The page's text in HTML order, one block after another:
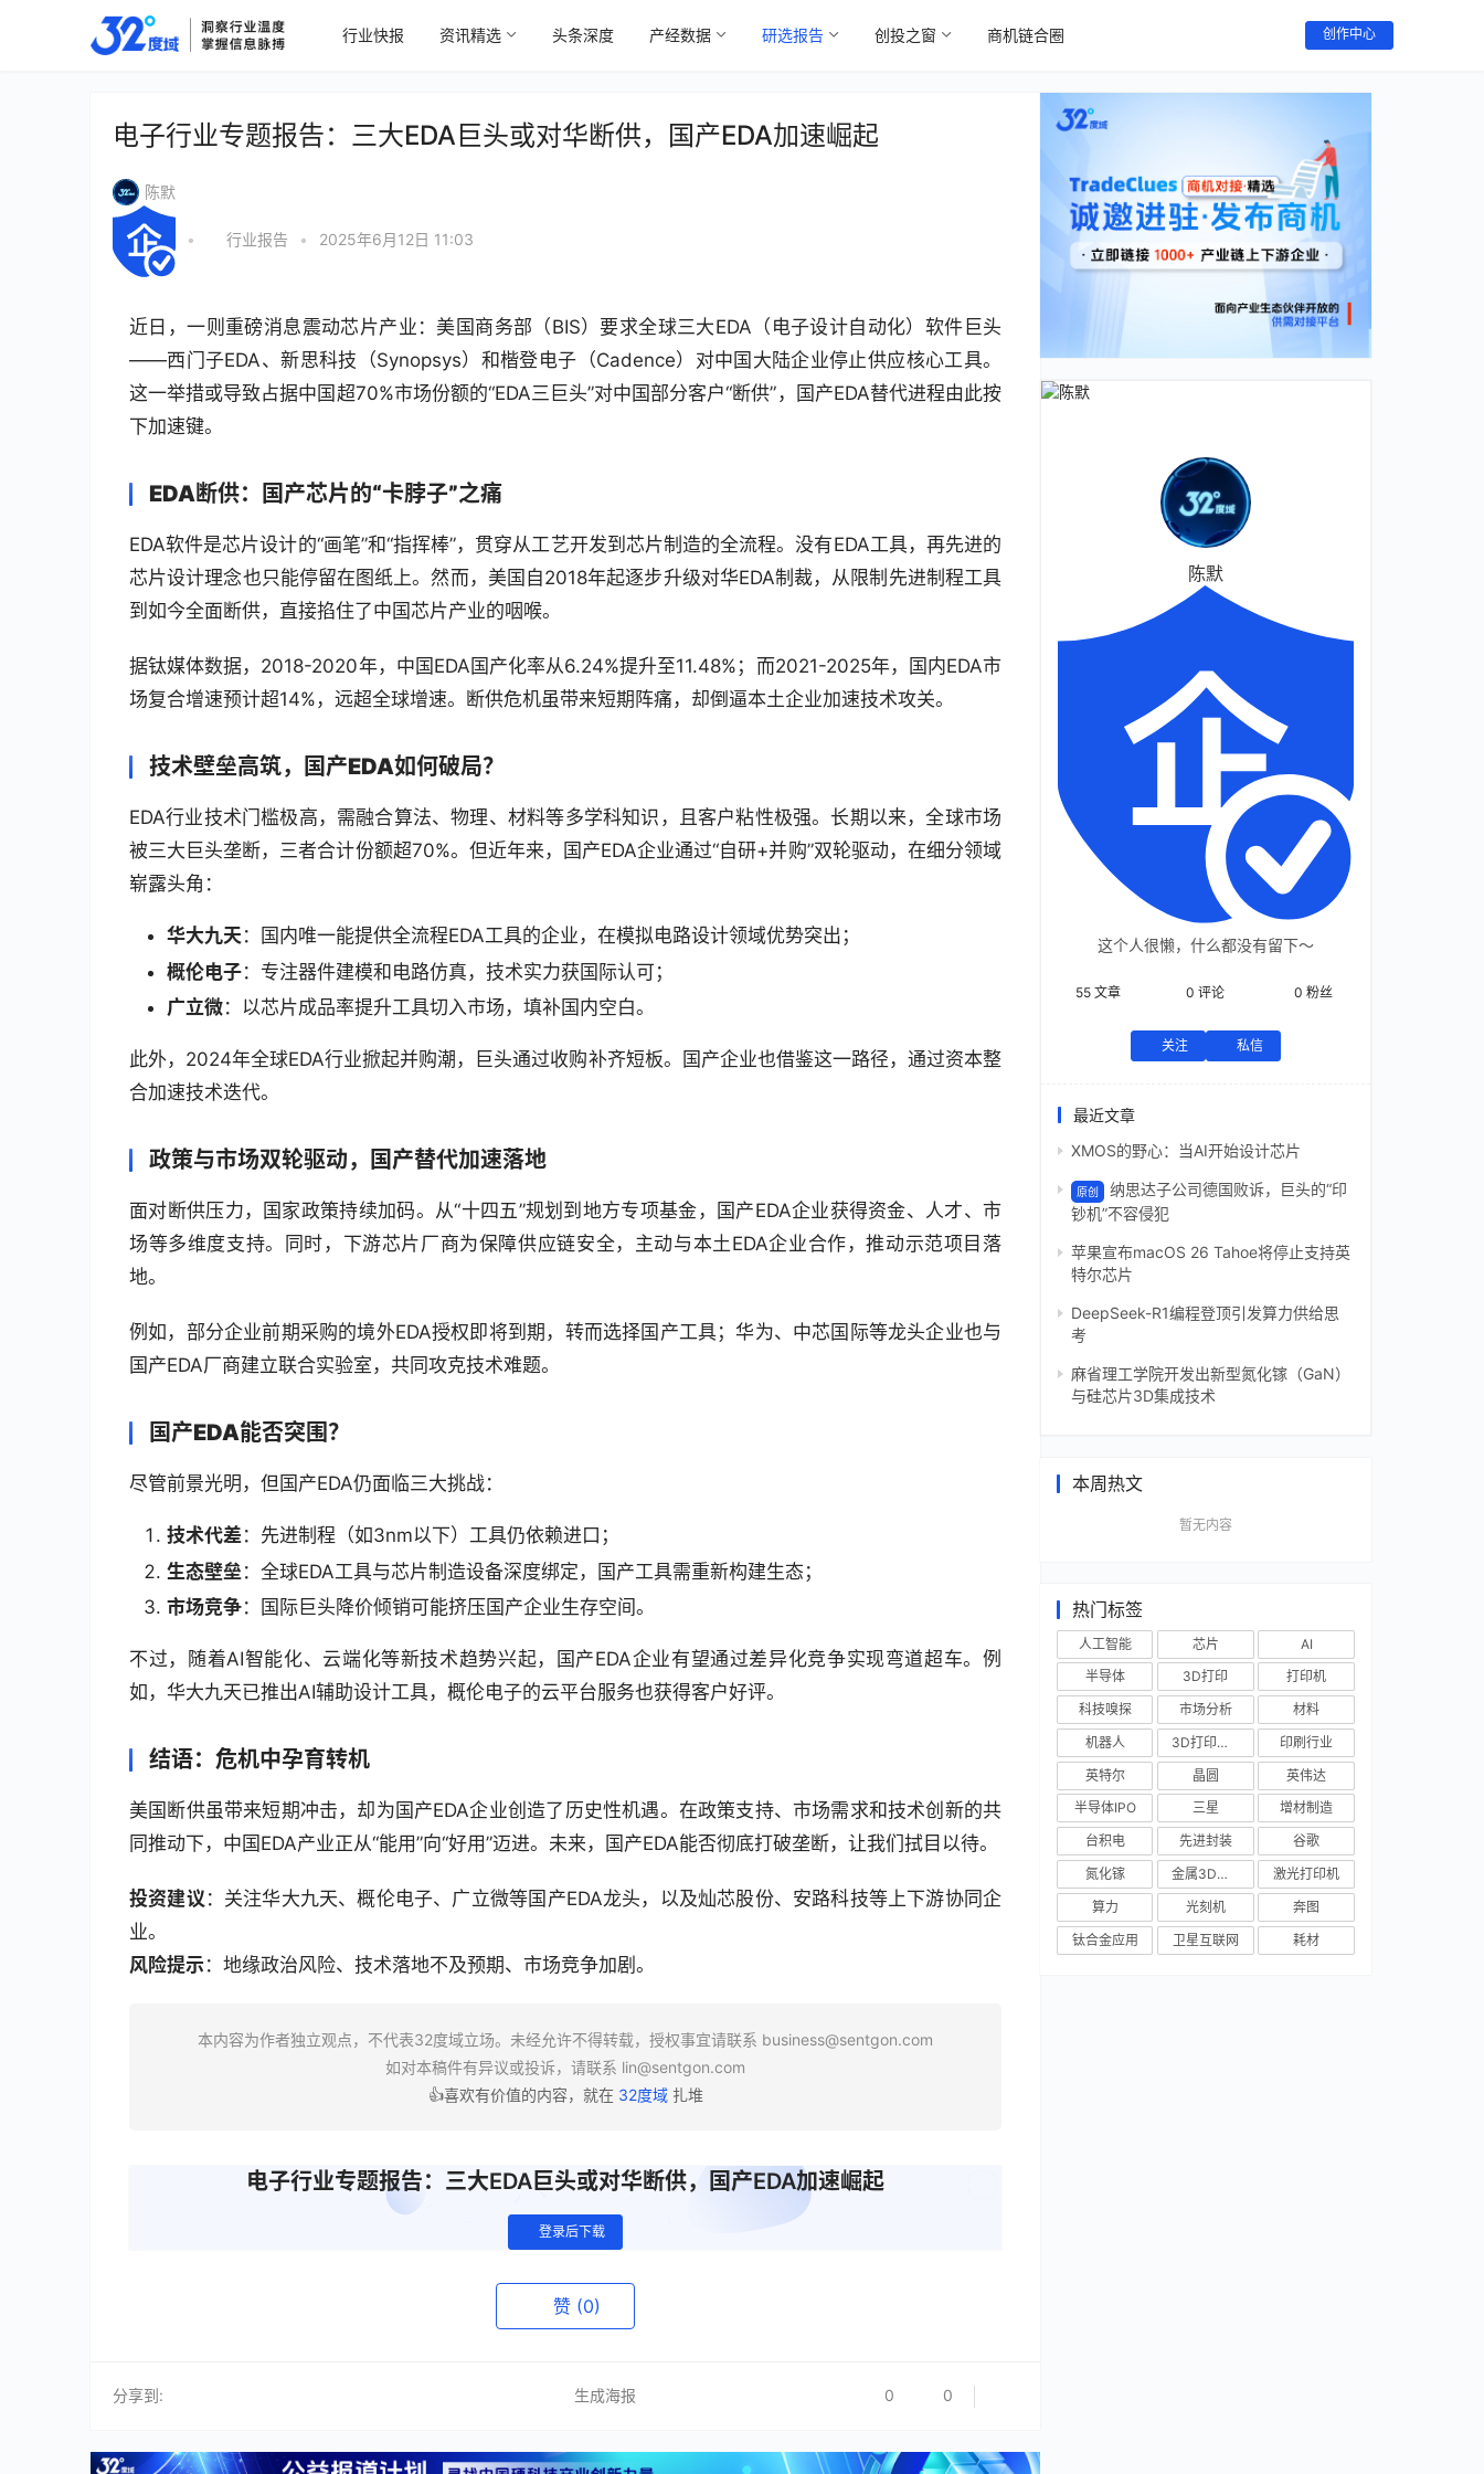
行业快报 资讯精选 头条深度 产经数据 研选报告 创投之窗 商机链合圈 创作中心
电子行业专题报告：三大EDA巨头或对华断供，国产EDA加速崛起
陈默
• 行业报告 • 2025年6月12日 11:03
近日，一则重磅消息震动芯片产业：美国商务部（BIS）要求全球三大EDA（电子设计自动化）软件巨头
——西门子EDA、新思科技（Synopsys）和楷登电子（Cadence）对中国大陆企业停止供应核心工具。
这一举措或导致占据中国超70%市场份额的“EDA三巨头”对中国部分客户“断供”，国产EDA替代进程由此按
下加速键。
EDA断供：国产芯片的“卡脖子”之痛
EDA软件是芯片设计的“画笔”和“指挥棒”，贯穿从工艺开发到芯片制造的全流程。没有EDA工具，再先进的
芯片设计理念也只能停留在图纸上。然而，美国自2018年起逐步升级对华EDA制裁，从限制先进制程工具
到如今全面断供，直接掐住了中国芯片产业的咽喉。
据钛媒体数据，2018-2020年，中国EDA国产化率从6.24%提升至11.48%；而2021-2025年，国内EDA市
场复合增速预计超14%，远超全球增速。断供危机虽带来短期阵痛，却倒逼本土企业加速技术攻关。
技术壁垒高筑，国产EDA如何破局？
EDA行业技术门槛极高，需融合算法、物理、材料等多学科知识，且客户粘性极强。长期以来，全球市场
被三大巨头垄断，三者合计份额超70%。但近年来，国产EDA企业通过“自研+并购”双轮驱动，在细分领域
崭露头角：
华大九天：国内唯一能提供全流程EDA工具的企业，在模拟电路设计领域优势突出；
概伦电子：专注器件建模和电路仿真，技术实力获国际认可；
广立微：以芯片成品率提升工具切入市场，填补国内空白。
此外，2024年全球EDA行业掀起并购潮，巨头通过收购补齐短板。国产企业也借鉴这一路径，通过资本整
合加速技术迭代。
政策与市场双轮驱动，国产替代加速落地
面对断供压力，国家政策持续加码。从“十四五”规划到地方专项基金，国产EDA企业获得资金、人才、市
场等多维度支持。同时，下游芯片厂商为保障供应链安全，主动与本土EDA企业合作，推动示范项目落
地。
例如，部分企业前期采购的境外EDA授权即将到期，转而选择国产工具；华为、中芯国际等龙头企业也与
国产EDA厂商建立联合实验室，共同攻克技术难题。
国产EDA能否突围？
尽管前景光明，但国产EDA仍面临三大挑战：
技术代差：先进制程（如3nm以下）工具仍依赖进口；
生态壁垒 ：全球EDA工具与芯片制造设备深度绑定，国产工具需重新构建生态；
市场竞争：国际巨头降价倾销可能挤压国产企业生存空间。
不过，随着AI智能化、云端化等新技术趋势兴起，国产EDA企业有望通过差异化竞争实现弯道超车。例
如，华大九天已推出AI辅助设计工具，概伦电子的云平台服务也获得客户好评。
结语：危机中孕育转机
美国断供虽带来短期冲击，却为国产EDA企业创造了历史性机遇。在政策支持、市场需求和技术创新的共
同推动下，中国EDA产业正从“能用”向“好用”迈进。未来，国产EDA能否彻底打破垄断，让我们拭目以待。
投资建议 ：关注华大九天、概伦电子、广立微等国产EDA龙头，以及灿芯股份、安路科技等上下游协同企
业。
风险提示 ：地缘政治风险、技术落地不及预期、市场竞争加剧。
本内容为作者独立观点，不代表32度域立场。未经允许不得转载，授权事宜请联系 business@sentgon.com
如对本稿件有异议或投诉，请联系 lin@sentgon.com
👍喜欢有价值的内容，就在 32度域扎堆
电子行业专题报告：三大EDA巨头或对华断供，国产EDA加速崛起
登录后下载
赞 (0)
分享到: 生成海报 0 0
陈默
这个人很懒，什么都没有留下～
55 文章 0 评论 0 粉丝
关注 私信
最近文章
XMOS的野心：当AI开始设计芯片
原创
纳思达子公司德国败诉，巨头的“印
钞机”不容侵犯
苹果宣布macOS 26 Tahoe将停止支持英
特尔芯片
DeepSeek-R1编程登顶引发算力供给思
考
麻省理工学院开发出新型氮化镓（GaN）
与硅芯片3D集成技术
本周热文
暂无内容
热门标签
人工智能 芯片
AI
半导体
3D打印
打印机
科技嗅探
市场分析
材料
机器人
3D打印技术
印刷行业
英特尔
晶圆
英伟达
半导体IPO
三星
增材制造
台积电
先进封装
谷歌
氮化镓
金属3D打印
激光打印机
算力
光刻机
奔图
钛合金应用
卫星互联网 耗材